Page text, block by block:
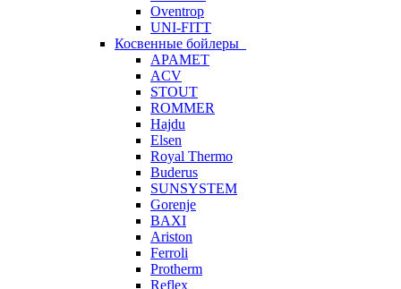
Oventrop
UNI-FITT
Косвенные бойлеры
APAMET
ACV
STOUT
ROMMER
Hajdu
Elsen
Royal Thermo
Buderus
SUNSYSTEM
Gorenje
BAXI
Ariston
Ferroli
Protherm
Reflex